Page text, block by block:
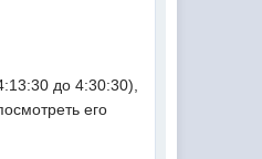
до 4:30:30),
его